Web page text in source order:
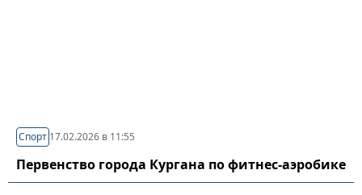
Спорт 17.02.2026 в 11:55
Первенство города Кургана по фитнес-аэробике